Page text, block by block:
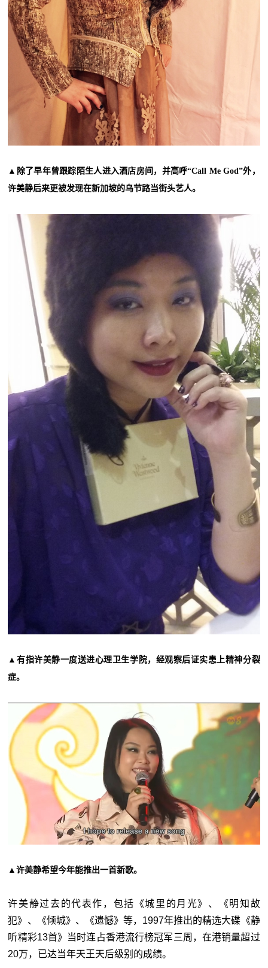
▲除了早年曾跟踪陌生人进入酒店房间，并高呼“Call Me God”外，
许美静后来更被发现在新加坡的乌节路当街头艺人。
▲有指许美静一度送进心理卫生学院，经观察后证实患上精神分裂
症。
▲许美静希望今年能推出一首新歌。
许美静过去的代表作，包括《城里的月光》、《明知故
犯》、《倾城》、《遗憾》等，1997年推出的精选大碟《静
听精彩13首》当时连占香港流行榜冠军三周，在港销量超过
20万，已达当年天王天后级别的成绩。